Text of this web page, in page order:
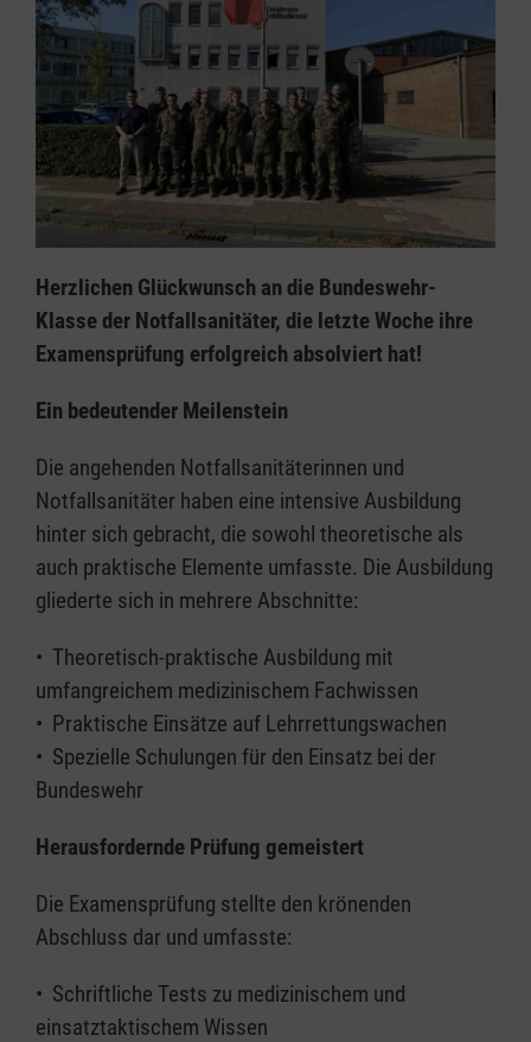
Herzlichen Glückwunsch an die Bundeswehr-
Klasse der Notfallsanitäter, die letzte Woche ihre
Examensprüfung erfolgreich absolviert hat!
Ein bedeutender Meilenstein
Die angehenden Notfallsanitäterinnen und
Notfallsanitäter haben eine intensive Ausbildung
hinter sich gebracht, die sowohl theoretische als
auch praktische Elemente umfasste. Die Ausbildung
gliederte sich in mehrere Abschnitte:
•⁠ ⁠Theoretisch-praktische Ausbildung mit
umfangreichem medizinischem Fachwissen
•⁠ ⁠Praktische Einsätze auf Lehrrettungswachen
•⁠ ⁠Spezielle Schulungen für den Einsatz bei der
Bundeswehr
Herausfordernde Prüfung gemeistert
Die Examensprüfung stellte den krönenden
Abschluss dar und umfasste:
•⁠ ⁠Schriftliche Tests zu medizinischem und
einsatztaktischem Wissen